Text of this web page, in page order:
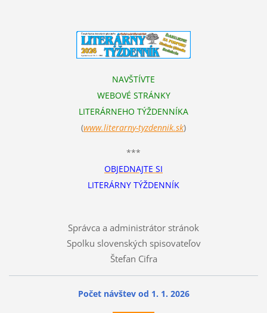
NAVŠTÍVTE
WEBOVÉ STRÁNKY
LITERÁRNEHO TÝŽDENNÍKA
(www.literarny-tyzdennik.sk)
***
OBJEDNAJTE SI
LITERÁRNY TÝŽDENNÍK
Správca a administrátor stránok
Spolku slovenských spisovateľov
Štefan Cifra
Počet návštev od 1. 1. 2026